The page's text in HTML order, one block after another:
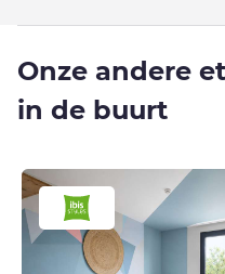
Onze andere
in de buurt